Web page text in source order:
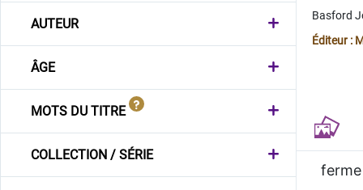
AUTEUR
ÂGE
MOTS DU TITRE
COLLECTION / SÉRIE
Basford
Éditeur :
ferme